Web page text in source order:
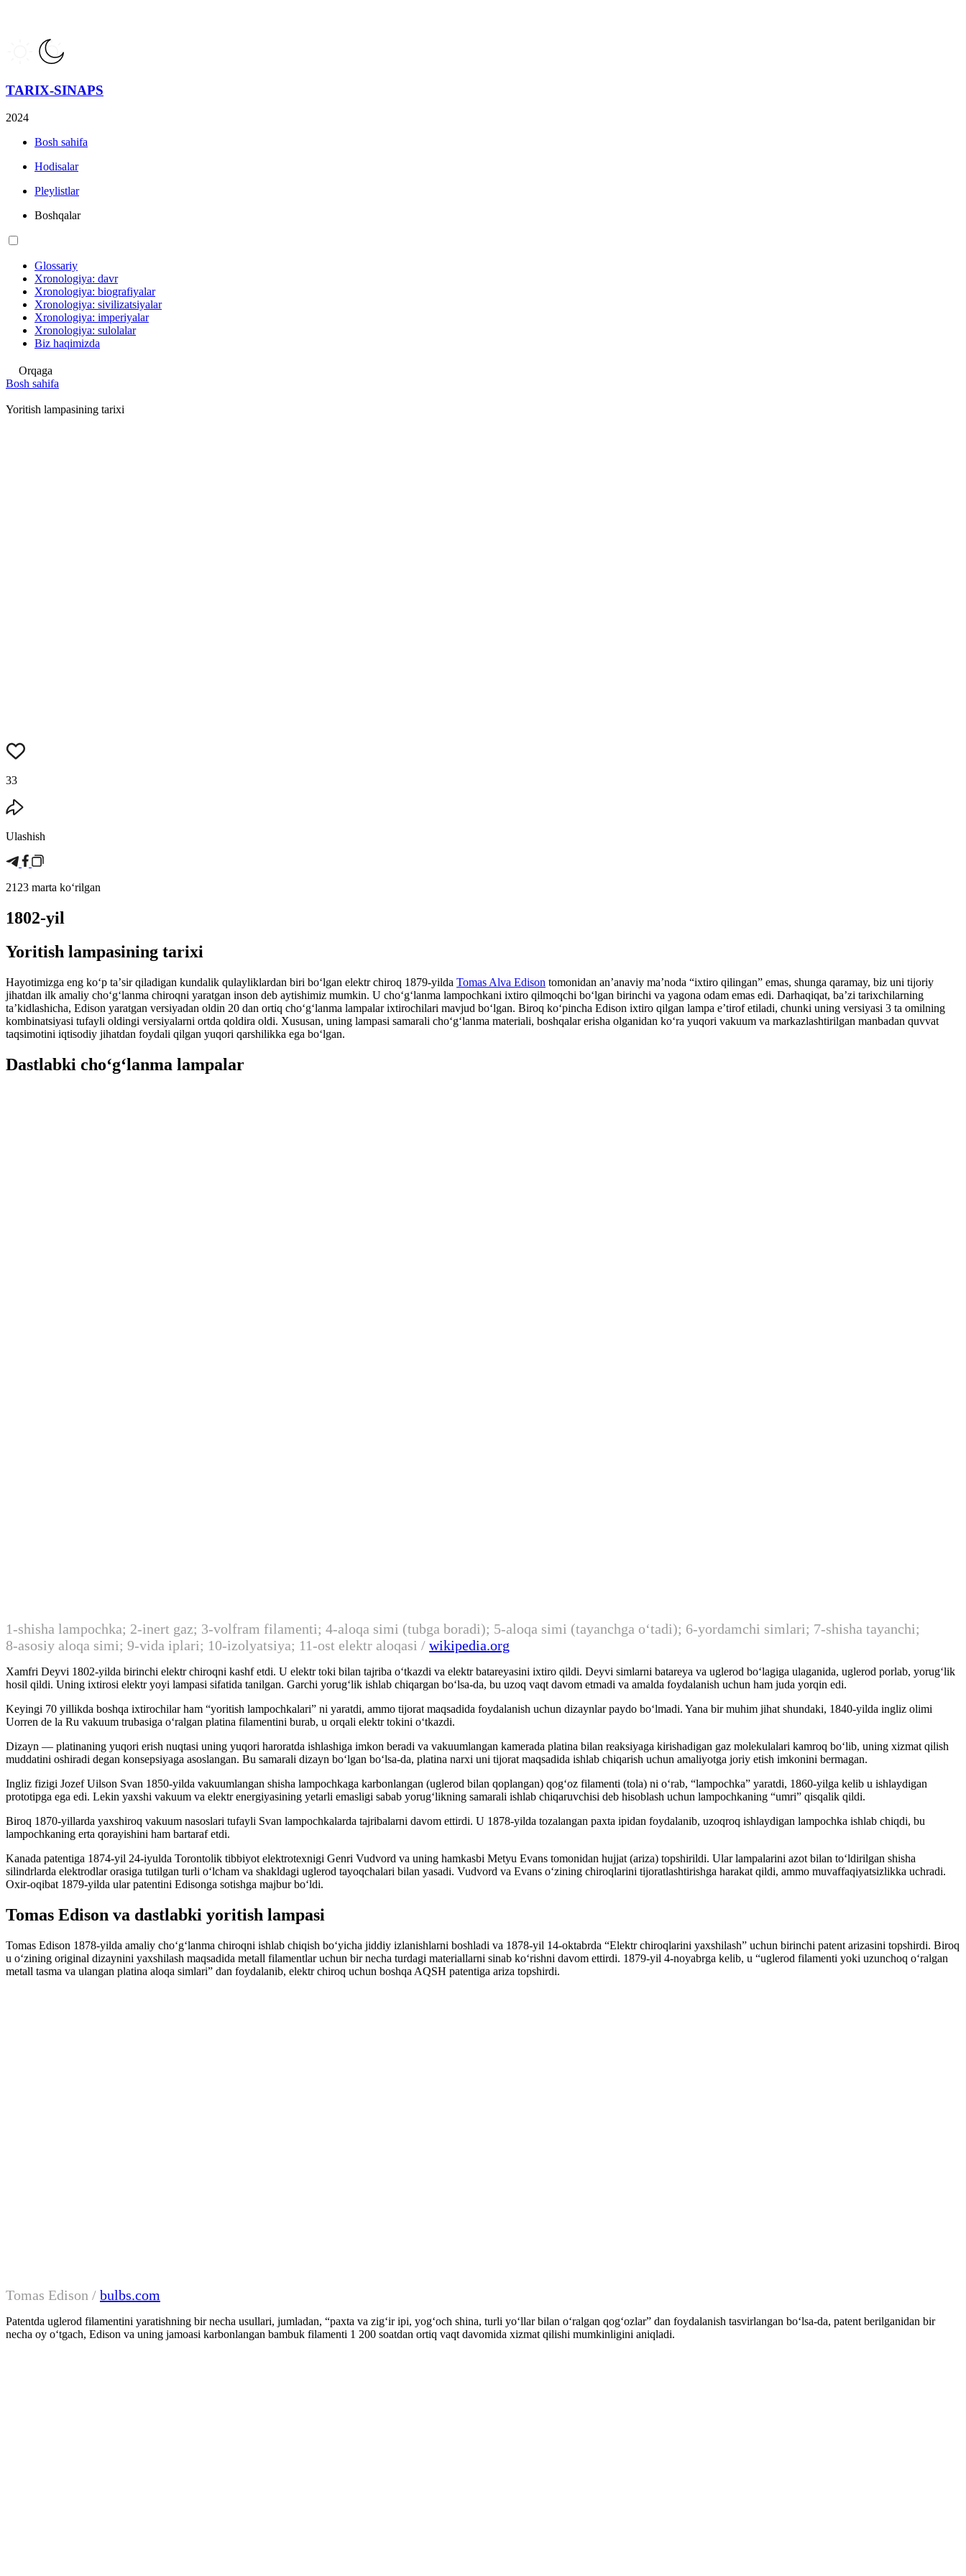
TARIX-SINAPS
2024
Bosh sahifa
Hodisalar
Pleylistlar
Boshqalar
Glossariy
Xronologiya: davr
Xronologiya: biografiyalar
Xronologiya: sivilizatsiyalar
Xronologiya: imperiyalar
Xronologiya: sulolalar
Biz haqimizda
Orqaga
Bosh sahifa
Yoritish lampasining tarixi
33
Ulashish
2123 marta koʻrilgan
1802-yil
Yoritish lampasining tarixi
Hayotimizga eng koʻp taʼsir qiladigan kundalik qulayliklardan biri boʻlgan elektr chiroq 1879-yilda Tomas Alva Edison tomonidan anʼanaviy maʼnoda “ixtiro qilingan” emas, shunga qaramay, biz uni tijoriy
jihatdan ilk amaliy choʻgʻlanma chiroqni yaratgan inson deb aytishimiz mumkin. U choʻgʻlanma lampochkani ixtiro qilmoqchi boʻlgan birinchi va yagona odam emas edi. Darhaqiqat, baʼzi tarixchilarning
taʼkidlashicha, Edison yaratgan versiyadan oldin 20 dan ortiq choʻgʻlanma lampalar ixtirochilari mavjud boʻlgan. Biroq koʻpincha Edison ixtiro qilgan lampa eʼtirof etiladi, chunki uning versiyasi 3 ta omilning
kombinatsiyasi tufayli oldingi versiyalarni ortda qoldira oldi. Xususan, uning lampasi samarali choʻgʻlanma materiali, boshqalar erisha olganidan koʻra yuqori vakuum va markazlashtirilgan manbadan quvvat
taqsimotini iqtisodiy jihatdan foydali qilgan yuqori qarshilikka ega boʻlgan.
Dastlabki choʻgʻlanma lampalar
1-shisha lampochka; 2-inert gaz; 3-volfram filamenti; 4-aloqa simi (tubga boradi); 5-aloqa simi (tayanchga oʻtadi); 6-yordamchi simlari; 7-shisha tayanchi;
8-asosiy aloqa simi; 9-vida iplari; 10-izolyatsiya; 11-ost elektr aloqasi / wikipedia.org
Xamfri Deyvi 1802-yilda birinchi elektr chiroqni kashf etdi. U elektr toki bilan tajriba oʻtkazdi va elektr batareyasini ixtiro qildi. Deyvi simlarni batareya va uglerod boʻlagiga ulaganida, uglerod porlab, yorugʻlik
hosil qildi. Uning ixtirosi elektr yoyi lampasi sifatida tanilgan. Garchi yorugʻlik ishlab chiqargan boʻlsa-da, bu uzoq vaqt davom etmadi va amalda foydalanish uchun ham juda yorqin edi.
Keyingi 70 yillikda boshqa ixtirochilar ham “yoritish lampochkalari” ni yaratdi, ammo tijorat maqsadida foydalanish uchun dizaynlar paydo boʻlmadi. Yana bir muhim jihat shundaki, 1840-yilda ingliz olimi
Uorren de la Ru vakuum trubasiga oʻralgan platina filamentini burab, u orqali elektr tokini oʻtkazdi.
Dizayn — platinaning yuqori erish nuqtasi uning yuqori haroratda ishlashiga imkon beradi va vakuumlangan kamerada platina bilan reaksiyaga kirishadigan gaz molekulalari kamroq bo‘lib, uning xizmat qilish
muddatini oshiradi degan konsepsiyaga asoslangan. Bu samarali dizayn boʻlgan boʻlsa-da, platina narxi uni tijorat maqsadida ishlab chiqarish uchun amaliyotga joriy etish imkonini bermagan.
Ingliz fizigi Jozef Uilson Svan 1850-yilda vakuumlangan shisha lampochkaga karbonlangan (uglerod bilan qoplangan) qogʻoz filamenti (tola) ni oʻrab, “lampochka” yaratdi, 1860-yilga kelib u ishlaydigan
prototipga ega edi. Lekin yaxshi vakuum va elektr energiyasining yetarli emasligi sabab yorugʻlikning samarali ishlab chiqaruvchisi deb hisoblash uchun lampochkaning “umri” qisqalik qildi.
Biroq 1870-yillarda yaxshiroq vakuum nasoslari tufayli Svan lampochkalarda tajribalarni davom ettirdi. U 1878-yilda tozalangan paxta ipidan foydalanib, uzoqroq ishlaydigan lampochka ishlab chiqdi, bu
lampochkaning erta qorayishini ham bartaraf etdi.
Kanada patentiga 1874-yil 24-iyulda Torontolik tibbiyot elektrotexnigi Genri Vudvord va uning hamkasbi Metyu Evans tomonidan hujjat (ariza) topshirildi. Ular lampalarini azot bilan toʻldirilgan shisha
silindrlarda elektrodlar orasiga tutilgan turli oʻlcham va shakldagi uglerod tayoqchalari bilan yasadi. Vudvord va Evans oʻzining chiroqlarini tijoratlashtirishga harakat qildi, ammo muvaffaqiyatsizlikka uchradi.
Oxir-oqibat 1879-yilda ular patentini Edisonga sotishga majbur boʻldi.
Tomas Edison va dastlabki yoritish lampasi
Tomas Edison 1878-yilda amaliy choʻgʻlanma chiroqni ishlab chiqish boʻyicha jiddiy izlanishlarni boshladi va 1878-yil 14-oktabrda “Elektr chiroqlarini yaxshilash” uchun birinchi patent arizasini topshirdi. Biroq
u oʻzining original dizaynini yaxshilash maqsadida metall filamentlar uchun bir necha turdagi materiallarni sinab koʻrishni davom ettirdi. 1879-yil 4-noyabrga kelib, u “uglerod filamenti yoki uzunchoq oʻralgan
metall tasma va ulangan platina aloqa simlari” dan foydalanib, elektr chiroq uchun boshqa AQSH patentiga ariza topshirdi.
Tomas Edison / bulbs.com
Patentda uglerod filamentini yaratishning bir necha usullari, jumladan, “paxta va zigʻir ipi, yogʻoch shina, turli yoʻllar bilan oʻralgan qogʻozlar” dan foydalanish tasvirlangan boʻlsa-da, patent berilganidan bir
necha oy oʻtgach, Edison va uning jamoasi karbonlangan bambuk filamenti 1 200 soatdan ortiq vaqt davomida xizmat qilishi mumkinligini aniqladi.